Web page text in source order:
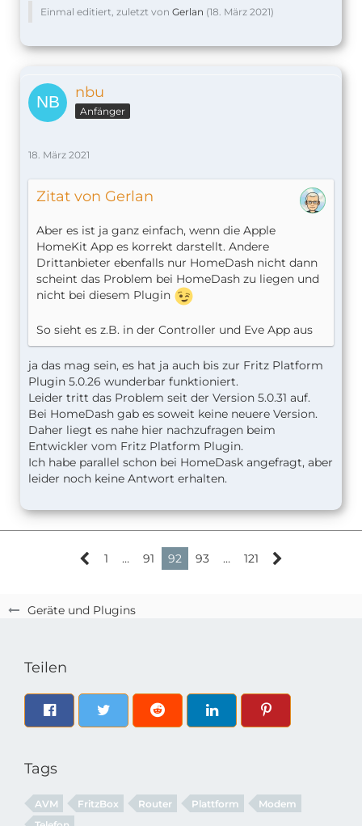
Geräte und Plugins
Einmal editiert, zuletzt von Gerlan (18. März 2021)
nbu
Anfänger
18. März 2021
Zitat von Gerlan
Aber es ist ja ganz einfach, wenn die Apple
HomeKit App es korrekt darstellt. Andere
Drittanbieter ebenfalls nur HomeDash nicht dann
scheint das Problem bei HomeDash zu liegen und
nicht bei diesem Plugin
So sieht es z.B. in der Controller und Eve App aus
ja das mag sein, es hat ja auch bis zur Fritz Platform
Plugin 5.0.26 wunderbar funktioniert.
Leider tritt das Problem seit der Version 5.0.31 auf.
Bei HomeDash gab es soweit keine neuere Version.
Daher liegt es nahe hier nachzufragen beim
Entwickler vom Fritz Platform Plugin.
Ich habe parallel schon bei HomeDask angefragt, aber
leider noch keine Antwort erhalten.
1 … 91 92 93 … 121
Teilen
Tags
AVM FritzBox Router Plattform
Modem